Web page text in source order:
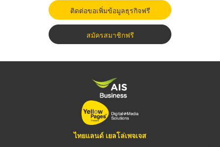
ติดต่อขอเพิ่มข้อมูลธุรกิจฟรี
สมัครสมาชิกฟรี
ไทยแลนด์ เยลโล่เพจเจส